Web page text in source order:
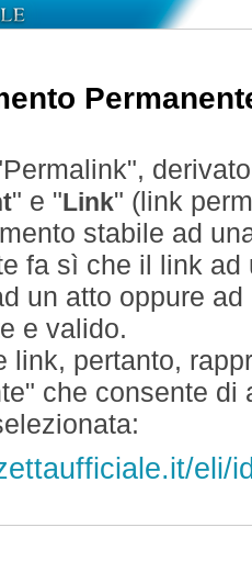
" e " Link" (link
stabile ad
fa sì che il link
un atto oppure
e valido.
link, pertanto,
che consente
eli/